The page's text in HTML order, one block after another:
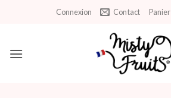
Connexion Contact Panier